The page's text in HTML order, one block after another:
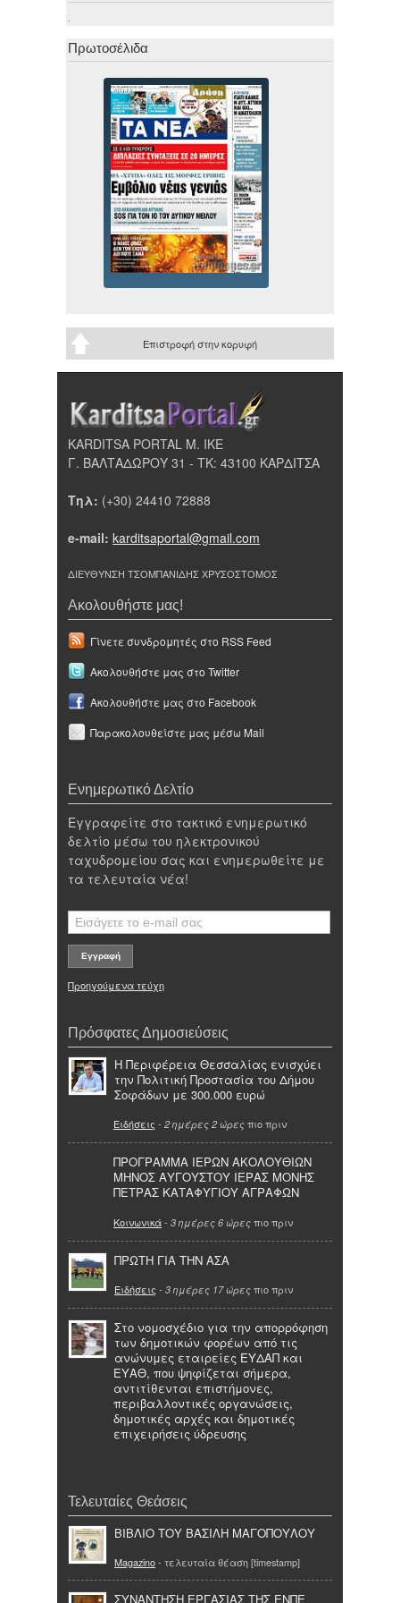
Πρωτοσέλιδα
Επιστροφή στην κορυφή
KARDITSA PORTAL Μ. ΙΚΕ
Γ. ΒΑΛΤΑΔΩΡΟΥ 31 - ΤΚ: 43100 ΚΑΡΔΙΤΣΑ
Τηλ: (+30) 24410 72888
e-mail: karditsaportal@gmail.com
ΔΙΕΥΘΥΝΣΗ ΤΣΟΜΠΑΝΙΔΗΣ ΧΡΥΣΟΣΤΟΜΟΣ
Ακολουθήστε μας!
Γίνετε συνδρομητές στο RSS Feed
Ακολουθήστε μας στο Twitter
Ακολουθήστε μας στο Facebook
Παρακολουθείστε μας μέσω Mail
Ενημερωτικό Δελτίο
Εγγραφείτε στο τακτικό ενημερωτικό
δελτίο μέσω του ηλεκτρονικού
ταχυδρομείου σας και ενημερωθείτε με
τα τελευταία νέα!
Προηγούμενα τεύχη
Πρόσφατες Δημοσιεύσεις
Η Περιφέρεια Θεσσαλίας ενισχύει
την Πολιτική Προστασία του Δήμου
Σοφάδων με 300.000 ευρώ
Ειδήσεις - 2 ημέρες 2 ώρες πιο πριν
ΠΡΟΓΡΑΜΜΑ ΙΕΡΩΝ ΑΚΟΛΟΥΘΙΩΝ
ΜΗΝΟΣ ΑΥΓΟΥΣΤΟΥ ΙΕΡΑΣ ΜΟΝΗΣ
ΠΕΤΡΑΣ ΚΑΤΑΦΥΓΙΟΥ ΑΓΡΑΦΩΝ
Κοινωνικά- 3 ημέρες 6 ώρες πιο πριν
ΠΡΩΤΗ ΓΙΑ ΤΗΝ ΑΣΑ
Ειδήσεις - 3 ημέρες 17 ώρες πιο πριν
Στο νομοσχέδιο για την απορρόφηση
των δημοτικών φορέων από τις
ανώνυμες εταιρείες ΕΥΔΑΠ και
ΕΥΑΘ, που ψηφίζεται σήμερα,
αντιτίθενται επιστήμονες,
περιβαλλοντικές οργανώσεις,
δημοτικές αρχές και δημοτικές
επιχειρήσεις ύδρευσης
Τελευταίες Θεάσεις
ΒΙΒΛΙΟ ΤΟΥ ΒΑΣΙΛΗ ΜΑΓΟΠΟΥΛΟΥ
Magazino- τελευταία θέαση [timestamp]
ΣΥΝΑΝΤΗΣΗ ΕΡΓΑΣΙΑΣ ΤΗΣ ΕΝΠΕ